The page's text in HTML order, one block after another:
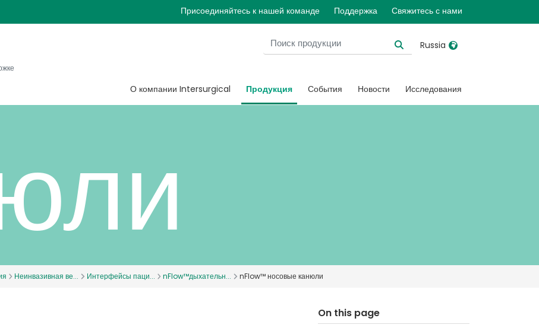
Присоединяйтесь к нашей команде Поддержка Свяжитесь с нами
Russia
United States
Denmark
France
Italia
Russia
О компании Intersurgical Продукция События Новости Исследования
Неинвазивная ве... Интерфейсы паци... nFlow™дыхательн... nFlow™ носовые канюли
On this page